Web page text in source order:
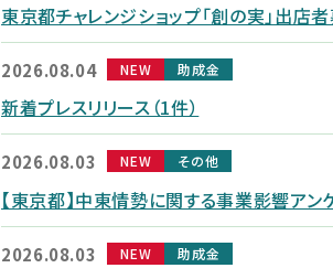
東京都チャレンジショップ「創の実」出店
2026.08.04 NEW 助成金
新着プレスリリース（1件）
2026.08.03 NEW その他
【東京都】中東情勢に関する事業影響ア
2026.08.03 NEW 助成金